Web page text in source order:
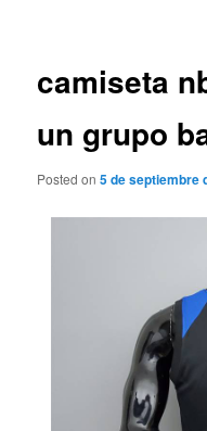
camiseta
un grupo
Posted on5 de septiembre